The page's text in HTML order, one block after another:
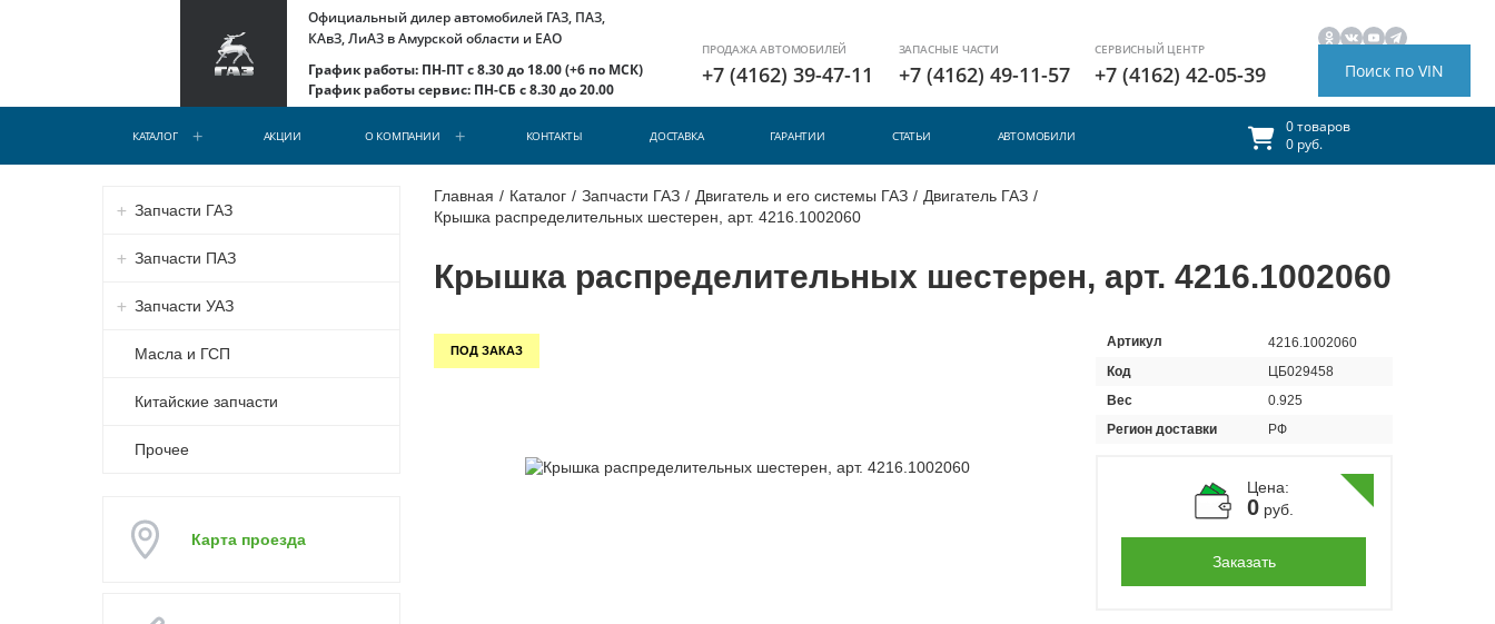
Официальный дилер автомобилей ГАЗ, ПАЗ,
КАвЗ, ЛиАЗ в Амурской области и ЕАО
График работы: ПН-ПТ с 8.30 до 18.00 (+6 по МСК)
График работы сервис: ПН-СБ с 8.30 до 20.00
ПРОДАЖА АВТОМОБИЛЕЙ
+7 (4162) 39-47-11
ЗАПАСНЫЕ ЧАСТИ
+7 (4162) 49-11-57
СЕРВИСНЫЙ ЦЕНТР
+7 (4162) 42-05-39 Поиск по VIN
КАТАЛОГ АКЦИИ О КОМПАНИИ КОНТАКТЫ ДОСТАВКА ГАРАНТИИ СТАТЬИ АВТОМОБИЛИ
0 товаров
0 руб.
Главная / Каталог / Запчасти ГАЗ / Двигатель и его системы ГАЗ / Двигатель ГАЗ /
Крышка распределительных шестерен, арт. 4216.1002060
Крышка распределительных шестерен, арт. 4216.1002060
Запчасти ГАЗ
Запчасти ПАЗ
Запчасти УАЗ
Масла и ГСП
Китайские запчасти
Прочее
Карта проезда
ПОД ЗАКАЗ
Артикул
4216.1002060
Код
ЦБ029458
Вес
0.925
Регион доставки
РФ
Цена:
0руб.
Заказать